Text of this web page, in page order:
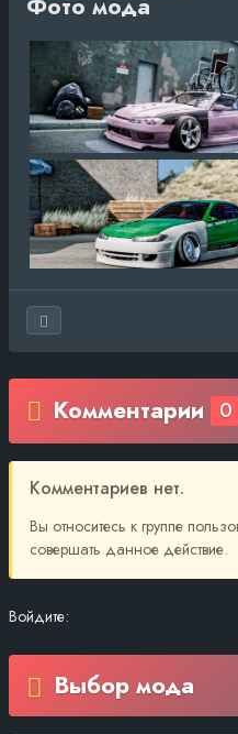
Фото мода
Комментарии 0
Комментариев нет.
Вы относитесь к группе
совершать данное действие.
Войдите:
Выбор мода